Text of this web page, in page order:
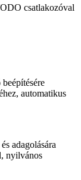
csatlakozóval
automatikus
adagolására
nyilvános